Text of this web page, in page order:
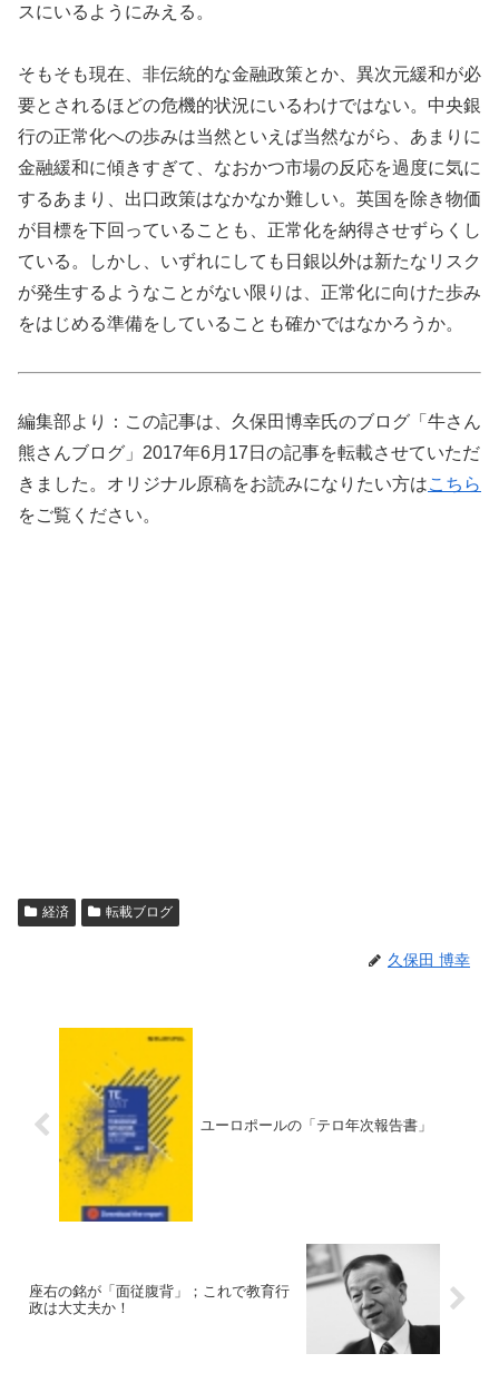
スにいるようにみえる。
そもそも現在、非伝統的な金融政策とか、異次元緩和が必
要とされるほどの危機的状況にいるわけではない。中央銀
行の正常化への歩みは当然といえば当然ながら、あまりに
金融緩和に傾きすぎて、なおかつ市場の反応を過度に気に
するあまり、出口政策はなかなか難しい。英国を除き物価
が目標を下回っていることも、正常化を納得させずらくし
ている。しかし、いずれにしても日銀以外は新たなリスク
が発生するようなことがない限りは、正常化に向けた歩み
をはじめる準備をしていることも確かではなかろうか。
編集部より：この記事は、久保田博幸氏のブログ「牛さん
熊さんブログ」2017年6月17日の記事を転載させていただ
きました。オリジナル原稿をお読みになりたい方はこちら
をご覧ください。
経済 転載ブログ
久保田 博幸
ユーロポールの「テロ年次報告書」
座右の銘が「面従腹背」；これで教育行
政は大丈夫か！